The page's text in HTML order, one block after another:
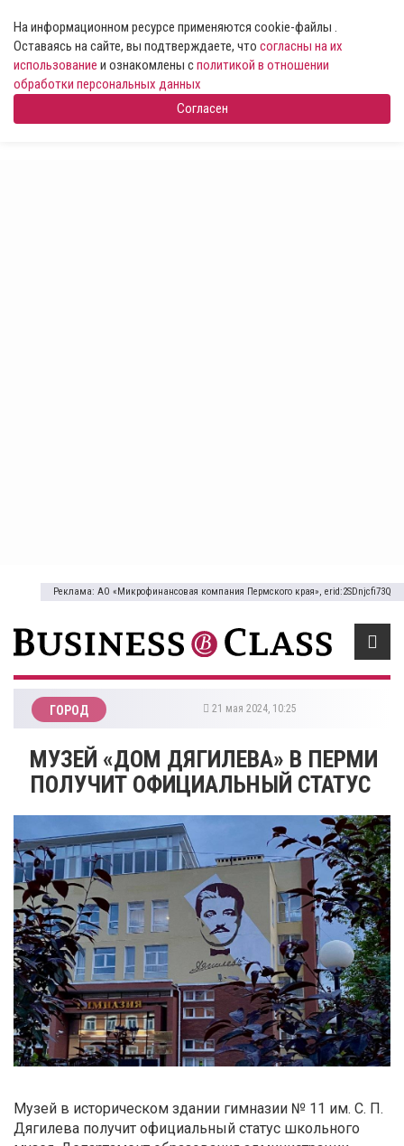
На информационном ресурсе применяются cookie-файлы .
Оставаясь на сайте, вы подтверждаете, что согласны на их
использование и ознакомлены сполитикой в отношении
обработки персональных данных
Согласен
Реклама: АО «Микрофинансовая компания Пермского края», erid:2SDnjcfi73Q
ГОРОД 21 мая 2024, 10:25
МУЗЕЙ «ДОМ ДЯГИЛЕВА» В ПЕРМИ
ПОЛУЧИТ ОФИЦИАЛЬНЫЙ СТАТУС
Музей в историческом здании гимназии № 11 им. С. П.
Дягилева получит официальный статус школьного